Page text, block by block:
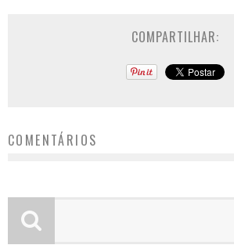
COMPARTILHAR:
COMENTÁRIOS